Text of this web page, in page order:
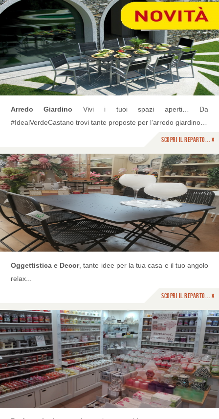
Arredo Giardino Vivi i tuoi spazi aperti… Da
#IdealVerdeCastano trovi tante proposte per l’arredo giardino…
Scopri il reparto... »
Oggettistica e Decor, tante idee per la tua casa e il tuo angolo
relax...
Scopri il reparto... »